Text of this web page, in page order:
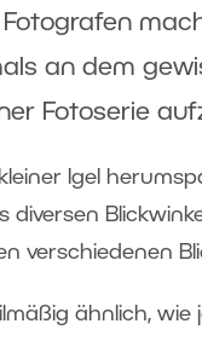
an dem
Fotoserie
Igel
diversen
verschiedenen
ähnlich,